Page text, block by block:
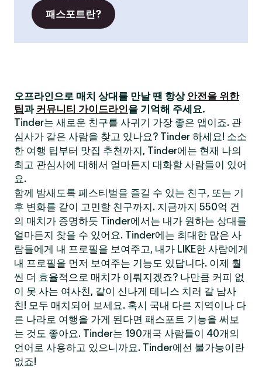
패스포트란?
오프라인으로 매치 상대를 만날 땐 항상 안전을 위한
팁과 커뮤니티 가이드라인을 기억해 주세요.
Tinder는 새로운 친구를 사귀기 가장 좋은 앱이죠. 관
심사가 같은 사람을 찾고 있나요? Tinder 하세요! 소소
한 여행 팁부터 맛집 추천까지, Tinder에는 현재 나의
최고 관심사에 대해서 얼마든지 대화할 사람들이 있어
요.
함께 밤새도록 페스티벌을 즐길 수 있는 친구, 또는 기
후 변화를 같이 고민할 친구까지. 지금까지 550억 건
의 매치가 증명하듯 Tinder에서는 내가 원하는 상대를
얼마든지 찾을 수 있어요. Tinder에는 최대한 많은 사
람들에게 내 프로필을 보여주고, 내가 LIKE한 사람에게
내 프로필을 먼저 보여주는 기능도 있답니다. 이제 훨
씬 더 효율적으로 매치가 이뤄지겠죠? 나만큼 커피 없
이 못 사는 여사친, 같이 신나게 테니스 치러 갈 남사
친! 모두 매치되어 보세요. 혹시 국내 다른 지역이나 다
른 나라로 여행을 가게 된다면 패스포트 기능을 써보
는 것도 좋아요. Tinder는 190개국 사람들이 40개의
언어로 사용하고 있으니까요. Tinder에선 불가능이란
없죠!